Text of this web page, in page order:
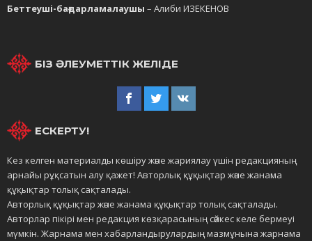
Беттеуші-бағдарламалаушы – Алиби ИЗЕКЕНОВ
БІЗ ӘЛЕУМЕТТІК ЖЕЛІДЕ
ЕСКЕРТУ!
Кез келген материалды көшіру және жариялау үшін редакцияның
арнайы рұқсатын алу қажет! Авторлық құқықтар және жанама
құқықтар толық сақталады.
Авторлық құқықтар және жанама құқықтар толық сақталады.
Авторлар пікірі мен редакция көзқарасының сәйкес келе бермеуі
мүмкін. Жарнама мен хабарландырулардың мазмұнына жарнама